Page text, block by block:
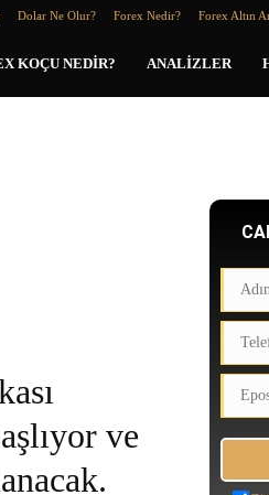
Dolar Ne Olur? Forex Nedir? Forex Altın
KOÇU NEDIR? ANALIZLER
ve